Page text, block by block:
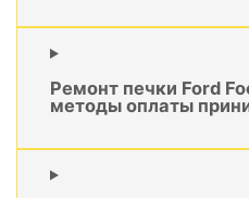
Ремонт печки Ford
методы оплаты